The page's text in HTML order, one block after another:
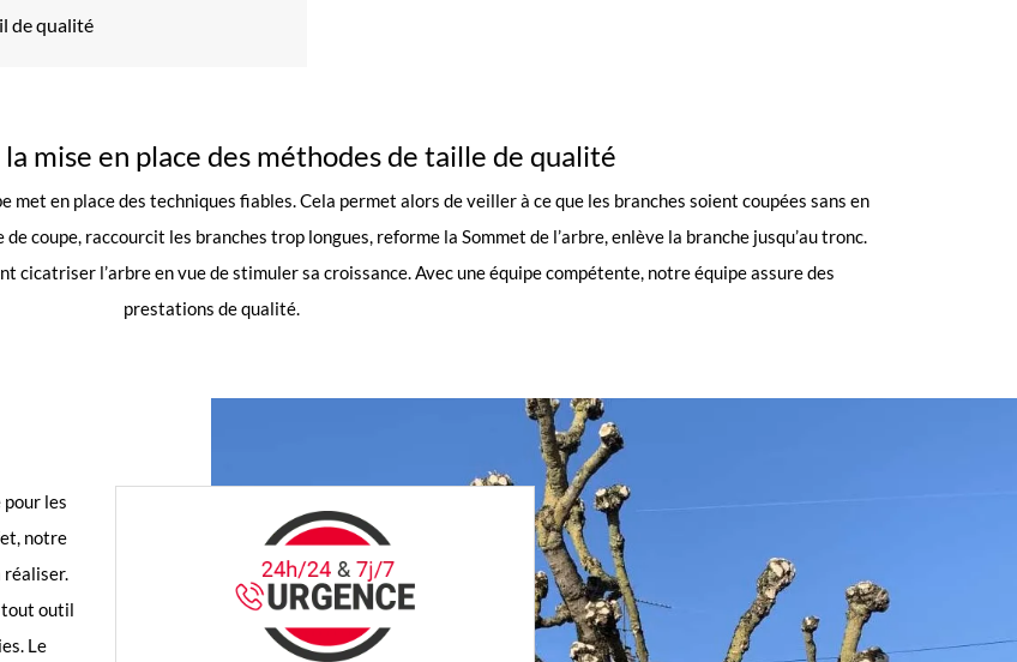
de qualité
mise en place des méthodes de taille de qualité
en place des techniques fiables. Cela permet alors de veiller à ce que les branches soient coupées sans en
coupe, raccourcit les branches trop longues, reforme la Sommet de l’arbre, enlève la branche jusqu’au tronc.
cicatriser l’arbre en vue de stimuler sa croissance. Avec une équipe compétente, notre équipe assure des
prestations de qualité.
les
notre
réaliser.
tout outil
Le